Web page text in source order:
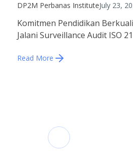
DP2M Perbanas InstituteJuly 23,
Komitmen Pendidikan
Jalani Surveillance Audit ISO
Read More